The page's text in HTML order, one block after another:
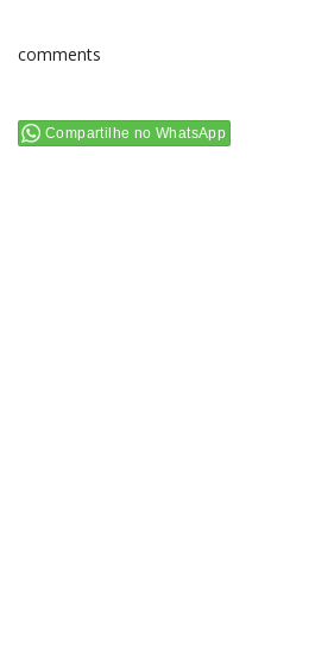
comments
Compartilhe no WhatsApp